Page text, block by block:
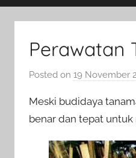
Perawatan
Posted on 19 November
Meski budidaya
benar dan tepat